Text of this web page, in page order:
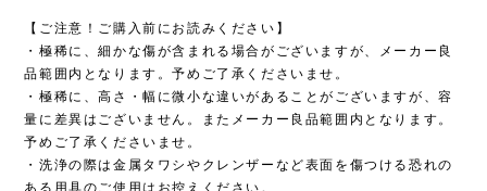
【ご注意！ご購入前にお読みください】
・極稀に、細かな傷が含まれる場合がございますが、メーカー良
品範囲内となります。予めご了承くださいませ。
・極稀に、高さ・幅に微小な違いがあることがございますが、容
量に差異はございません。またメーカー良品範囲内となります。
予めご了承くださいませ。
・洗浄の際は金属タワシやクレンザーなど表面を傷つける恐れの
ある用具のご使用はお控えください。